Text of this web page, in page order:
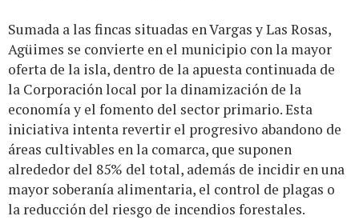
Sumada a las fincas situadas en Vargas y Las Rosas,
Agüimes se convierte en el municipio con la mayor
oferta de la isla, dentro de la apuesta continuada de
la Corporación local por la dinamización de la
economía y el fomento del sector primario. Esta
iniciativa intenta revertir el progresivo abandono de
áreas cultivables en la comarca, que suponen
alrededor del 85% del total, además de incidir en una
mayor soberanía alimentaria, el control de plagas o
la reducción del riesgo de incendios forestales.